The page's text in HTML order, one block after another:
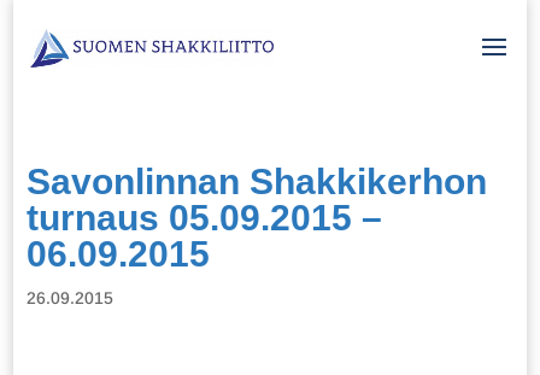
Savonlinnan Shakkikerhon
turnaus 05.09.2015 –
06.09.2015
26.09.2015